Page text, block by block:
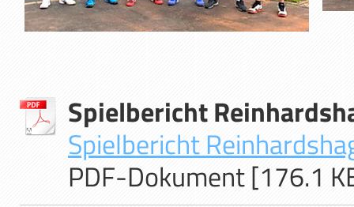
Spielbericht
Spielbericht
PDF-Dokument [176.1